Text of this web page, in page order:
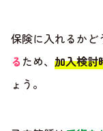
保険に入れるかど
る ため、 加入検討
ょう。